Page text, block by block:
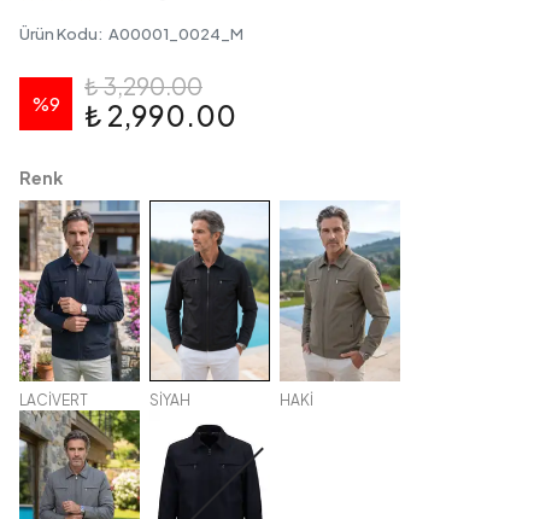
Ürün Kodu: A00001_0024_M
%9
₺ 3,290.00
₺ 2,990.00
Renk
LACİVERT SİYAH HAKİ